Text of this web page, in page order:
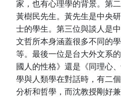
家，也有心理學的背景。第
黃樹民先生。黃先生是中央
士的學生。第三位與談人是
文哲所本身涵蓋很多不同的
等。最後一位是台大外文系
國人的性格》還是《同理心
學與人類學在對話時，有二
分析和哲學，而沈教授剛好兼